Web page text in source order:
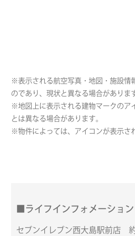
※表示される航空写真・地図・施設情
のであり、現状と異なる場合がありま
※地図上に表示される建物マークのア
とは異なる場合があります。
※物件によっては、アイコンが表示さ
■ライフインフォメーション
セブンイレブン西大島駅前店